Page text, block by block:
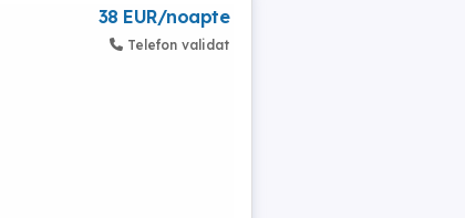
38 EUR/noapte
Telefon validat